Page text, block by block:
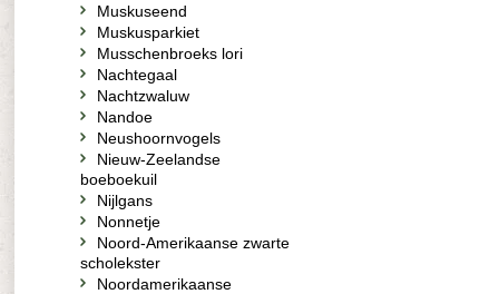
Muskuseend
Muskusparkiet
Musschenbroeks lori
Nachtegaal
Nachtzwaluw
Nandoe
Neushoornvogels
Nieuw-Zeelandse
boeboekuil
Nijlgans
Nonnetje
Noord-Amerikaanse zwarte
scholekster
Noordamerikaanse